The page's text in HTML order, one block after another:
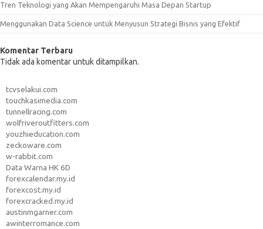
Tren Teknologi yang Akan Mempengaruhi Masa Depan Startup
Menggunakan Data Science untuk Menyusun Strategi Bisnis yang Efektif
Komentar Terbaru
Tidak ada komentar untuk ditampilkan.
tcvselakui.com
touchkasimedia.com
tunnellracing.com
wolfriveroutfitters.com
youzhieducation.com
zeckoware.com
w-rabbit.com
Data Warna HK 6D
forexcalendar.my.id
forexcost.my.id
forexcracked.my.id
austinmgarner.com
awinterromance.com